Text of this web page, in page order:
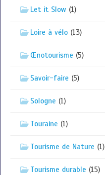
Let it Slow (1)
Loire à vélo (13)
Œnotourisme (5)
Savoir-faire (5)
Sologne (1)
Touraine (1)
Tourisme de Nature (1)
Tourisme durable (15)